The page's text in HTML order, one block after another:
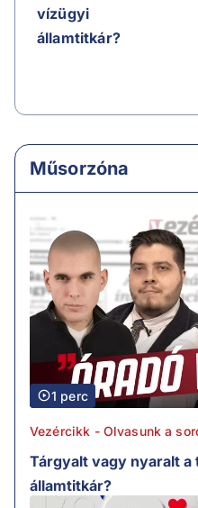
vízügyi
államtitkár?
Műsorzóna
1 perc
Vezércikk - Olvasunk a
Tárgyalt vagy nyaralt a
államtitkár?